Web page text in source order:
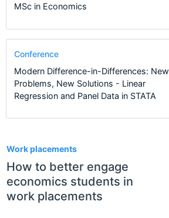
Work placements
How to better engage
economics students in
work placements
MSc in Economics
Conference
Modern Difference-in-Differences: New
Problems, New Solutions - Linear
Regression and Panel Data in STATA